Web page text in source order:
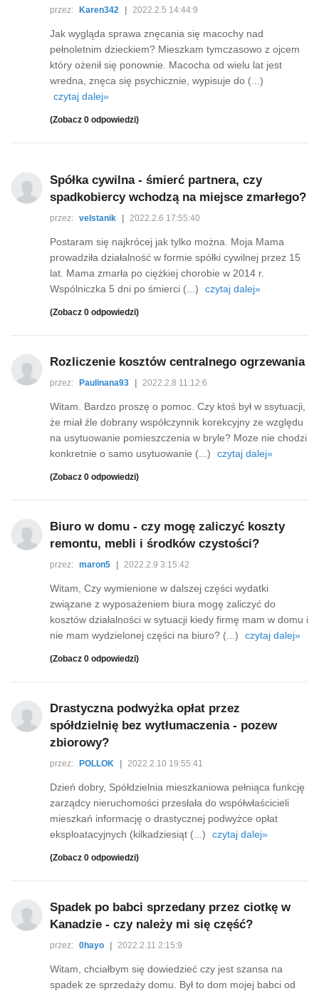
przez: Karen342 2022.2.5 14:44:9
Jak wygląda sprawa znęcania się macochy nad
pełnoletnim dzieckiem? Mieszkam tymczasowo z ojcem
który ożenił się ponownie. Macocha od wielu lat jest
wredna, znęca się psychicznie, wypisuje do (...)
czytaj dalej»
(Zobacz 0 odpowiedzi)
Spółka cywilna - śmierć partnera, czy
spadkobiercy wchodzą na miejsce zmarłego?
przez: velstanik 2022.2.6 17:55:40
Postaram się najkrócej jak tylko można. Moja Mama
prowadziła działalność w formie spółki cywilnej przez 15
lat. Mama zmarła po ciężkiej chorobie w 2014 r.
Wspólniczka 5 dni po śmierci (...)
czytaj dalej»
(Zobacz 0 odpowiedzi)
Rozliczenie kosztów centralnego ogrzewania
przez: Paulinana93 2022.2.8 11:12:6
Witam. Bardzo proszę o pomoc. Czy ktoś był w ssytuacji,
że miał źle dobrany współczynnik korekcyjny ze względu
na usytuowanie pomieszczenia w bryle? Moze nie chodzi
konkretnie o samo usytuowanie (...)
czytaj dalej»
(Zobacz 0 odpowiedzi)
Biuro w domu - czy mogę zaliczyć koszty
remontu, mebli i środków czystości?
przez: maron5 2022.2.9 3:15:42
Witam, Czy wymienione w dalszej części wydatki
związane z wyposażeniem biura mogę zaliczyć do
kosztów działalności w sytuacji kiedy firmę mam w domu i
nie mam wydzielonej części na biuro? (...)
czytaj dalej»
(Zobacz 0 odpowiedzi)
Drastyczna podwyżka opłat przez
spółdzielnię bez wytłumaczenia - pozew
zbiorowy?
przez: POLLOK 2022.2.10 19:55:41
Dzień dobry, Spółdzielnia mieszkaniowa pełniąca funkcję
zarządcy nieruchomości przesłała do współwłaścicieli
mieszkań informację o drastycznej podwyżce opłat
eksploatacyjnych (kilkadziesiąt (...)
czytaj dalej»
(Zobacz 0 odpowiedzi)
Spadek po babci sprzedany przez ciotkę w
Kanadzie - czy należy mi się część?
przez: 0hayo 2022.2.11 2:15:9
Witam, chciałbym się dowiedzieć czy jest szansa na
spadek ze sprzedaży domu. Był to dom mojej babci od